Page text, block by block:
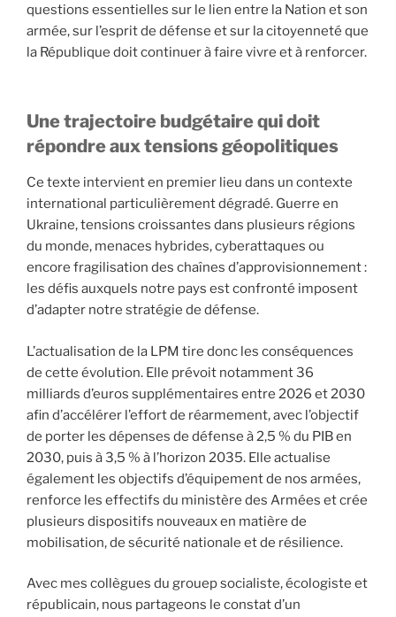
questions essentielles sur le lien entre la Nation et son
armée, sur l’esprit de défense et sur la citoyenneté que
la République doit continuer à faire vivre et à renforcer.
Une trajectoire budgétaire qui doit
répondre aux tensions géopolitiques
Ce texte intervient en premier lieu dans un contexte
international particulièrement dégradé. Guerre en
Ukraine, tensions croissantes dans plusieurs régions
du monde, menaces hybrides, cyberattaques ou
encore fragilisation des chaînes d’approvisionnement :
les défis auxquels notre pays est confronté imposent
d’adapter notre stratégie de défense.
L’actualisation de la LPM tire donc les conséquences
de cette évolution. Elle prévoit notamment 36
milliards d’euros supplémentaires entre 2026 et 2030
afin d’accélérer l’effort de réarmement, avec l’objectif
de porter les dépenses de défense à 2,5 % du PIB en
2030, puis à 3,5 % à l’horizon 2035. Elle actualise
également les objectifs d’équipement de nos armées,
renforce les effectifs du ministère des Armées et crée
plusieurs dispositifs nouveaux en matière de
mobilisation, de sécurité nationale et de résilience.
Avec mes collègues du grouep socialiste, écologiste et
républicain, nous partageons le constat d’un